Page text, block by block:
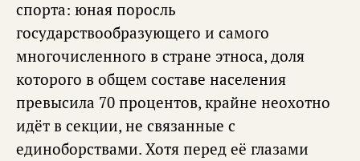
спорта: юная поросль
государствообразующего и самого
многочисленного в стране этноса, доля
которого в общем составе населения
превысила 70 процентов, крайне неохотно
идёт в секции, не связанные с
единоборствами. Хотя перед её глазами